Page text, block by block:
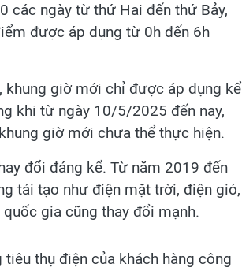
các ngày từ thứ Hai đến thứ Bảy,
được áp dụng từ 0h đến 6h
khung giờ mới chỉ được áp dụng kể
khi từ ngày 10/5/2025 đến nay,
giờ mới chưa thể thực hiện.
đổi đáng kể. Từ năm 2019 đến
tái tạo như điện mặt trời, điện gió,
gia cũng thay đổi mạnh.
thụ điện của khách hàng công